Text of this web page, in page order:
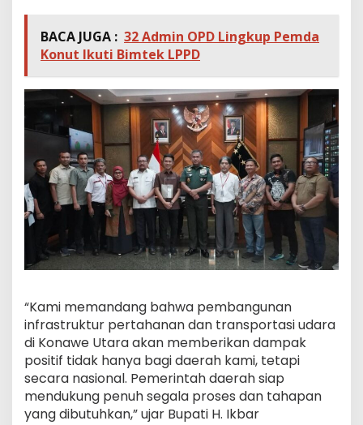
BACA JUGA : 32 Admin OPD Lingkup Pemda
Konut Ikuti Bimtek LPPD
“Kami memandang bahwa pembangunan
infrastruktur pertahanan dan transportasi udara
di Konawe Utara akan memberikan dampak
positif tidak hanya bagi daerah kami, tetapi
secara nasional. Pemerintah daerah siap
mendukung penuh segala proses dan tahapan
yang dibutuhkan,” ujar Bupati H. Ikbar